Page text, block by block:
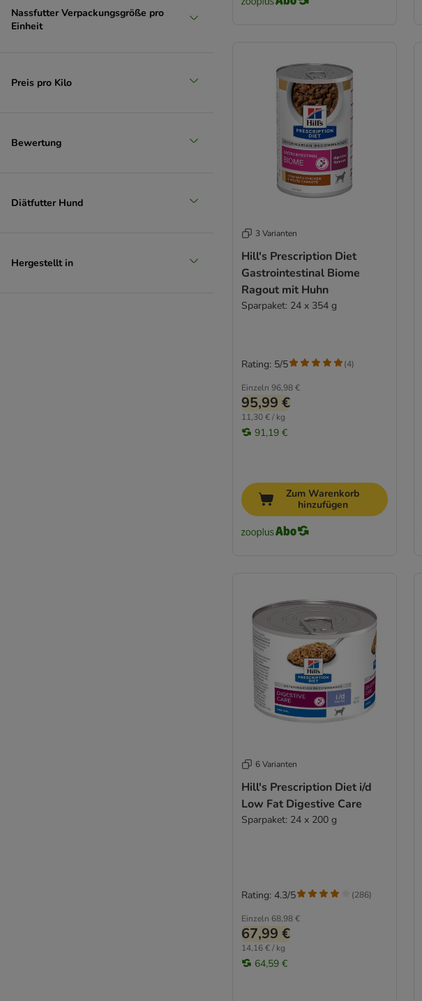
Purina One
PURINA PRO PLAN Veterinary Diets
Rodi
Ultima
Wiejska Zagroda
Nassfutter Verpackungsgröße pro
Einheit
Preis pro Kilo
Bewertung
Diätfutter Hund
Hergestellt in
3 Varianten
Hill's Prescription Diet
Gastrointestinal Biome
Ragout mit Huhn
Sparpaket: 24 x 354 g
Einzeln 96,98 €
95,99 €
11,30 € / kg
91,19 €
Rating: 5/5 (4)
Zum Warenkorb
hinzufügen
6 Varianten
Hill's Prescription Diet i/d
Low Fat Digestive Care
Sparpaket: 24 x 200 g
Einzeln 68,98 €
67,99 €
14,16 € / kg
64,59 €
Rating: 4.3/5 (286)